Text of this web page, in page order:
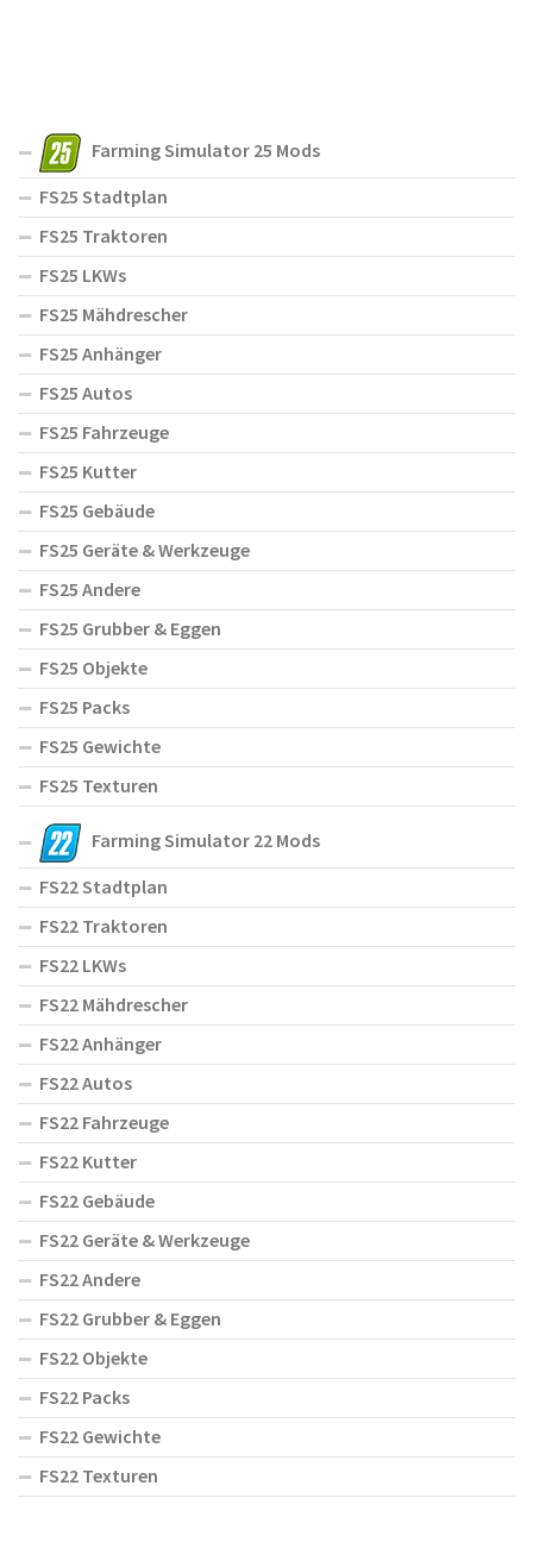
Farming Simulator 25 Mods
FS25 Stadtplan
FS25 Traktoren
FS25 LKWs
FS25 Mähdrescher
FS25 Anhänger
FS25 Autos
FS25 Fahrzeuge
FS25 Kutter
FS25 Gebäude
FS25 Geräte & Werkzeuge
FS25 Andere
FS25 Grubber & Eggen
FS25 Objekte
FS25 Packs
FS25 Gewichte
FS25 Texturen
Farming Simulator 22 Mods
FS22 Stadtplan
FS22 Traktoren
FS22 LKWs
FS22 Mähdrescher
FS22 Anhänger
FS22 Autos
FS22 Fahrzeuge
FS22 Kutter
FS22 Gebäude
FS22 Geräte & Werkzeuge
FS22 Andere
FS22 Grubber & Eggen
FS22 Objekte
FS22 Packs
FS22 Gewichte
FS22 Texturen